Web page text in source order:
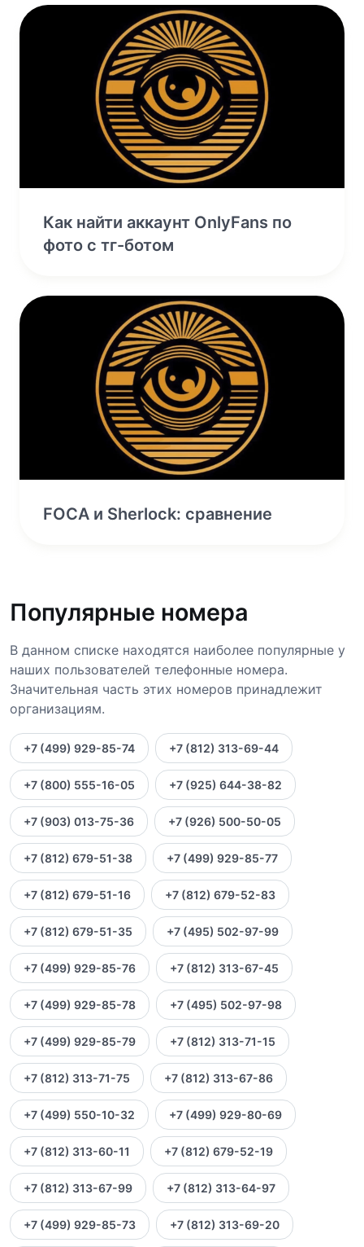
Как найти аккаунт OnlyFans по
фото с тг-ботом
FOCA и Sherlock: сравнение
Популярные номера
В данном списке находятся наиболее популярные у
наших пользователей телефонные номера.
Значительная часть этих номеров принадлежит
организациям.
+7 (499) 929-85-74 +7 (812) 313-69-44
+7 (800) 555-16-05 +7 (925) 644-38-82
+7 (903) 013-75-36 +7 (926) 500-50-05
+7 (812) 679-51-38 +7 (499) 929-85-77
+7 (812) 679-51-16 +7 (812) 679-52-83
+7 (812) 679-51-35 +7 (495) 502-97-99
+7 (499) 929-85-76 +7 (812) 313-67-45
+7 (499) 929-85-78 +7 (495) 502-97-98
+7 (499) 929-85-79 +7 (812) 313-71-15
+7 (812) 313-71-75 +7 (812) 313-67-86
+7 (499) 550-10-32 +7 (499) 929-80-69
+7 (812) 313-60-11 +7 (812) 679-52-19
+7 (812) 313-67-99 +7 (812) 313-64-97
+7 (499) 929-85-73 +7 (812) 313-69-20